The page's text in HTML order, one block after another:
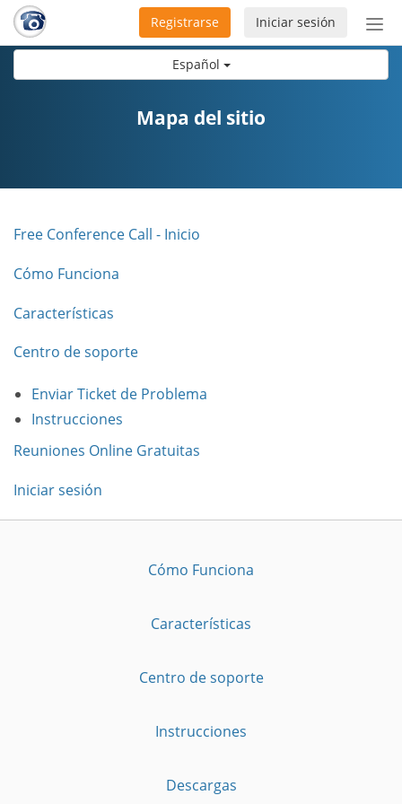
Español
de
Iniciar sesión
Registrarse
Mapa del sitio
Free Conference Call - Inicio
Cómo Funciona
Características
Centro de soporte
Enviar Ticket de Problema
Instrucciones
Reuniones Online Gratuitas
Iniciar sesión
Cómo Funciona
Características
Centro de soporte
Instrucciones
Descargas